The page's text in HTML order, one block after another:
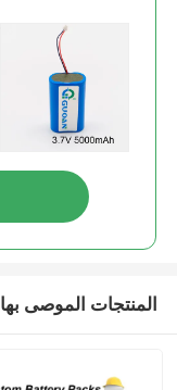
المنتجات الموصى بها